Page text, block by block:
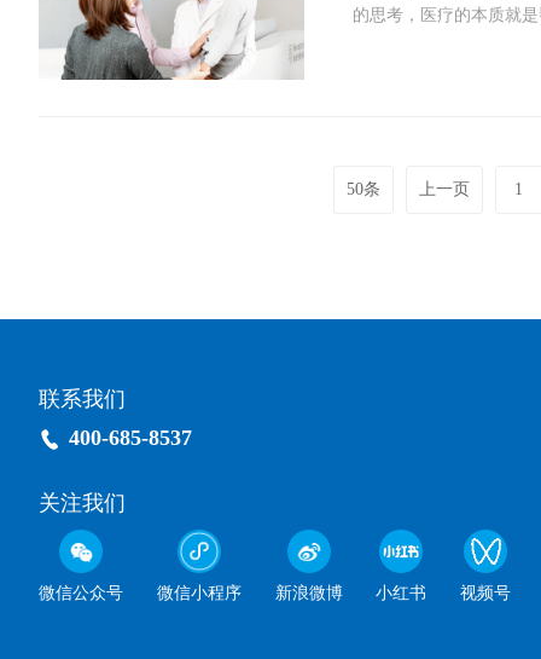
的思考，医疗的本质就
50条 上一页 1
联系我们
400-685-8537
关注我们
微信公众号 微信小程序 新浪微博 小红书 视频号